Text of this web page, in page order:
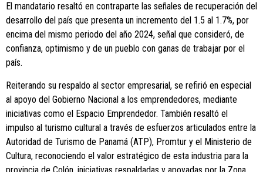
El mandatario resaltó en contraparte las señales de recuperación del
desarrollo del país que presenta un incremento del 1.5 al 1.7%, por
encima del mismo periodo del año 2024, señal que consideró, de
confianza, optimismo y de un pueblo con ganas de trabajar por el
país.
Reiterando su respaldo al sector empresarial, se refirió en especial
al apoyo del Gobierno Nacional a los emprendedores, mediante
iniciativas como el Espacio Emprendedor. También resaltó el
impulso al turismo cultural a través de esfuerzos articulados entre la
Autoridad de Turismo de Panamá (ATP), Promtur y el Ministerio de
Cultura, reconociendo el valor estratégico de esta industria para la